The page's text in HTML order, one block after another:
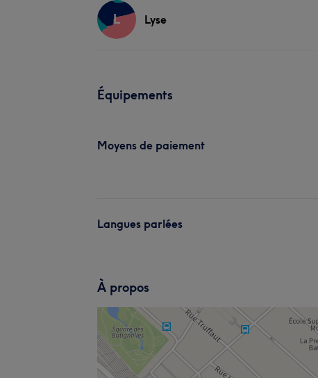
L Lyse
Équipements
Moyens de paiement
Langues parlées
À propos